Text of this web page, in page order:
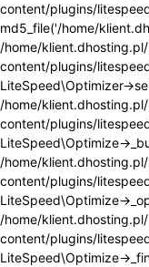
content/plugins/
md5_file('/home/
/home/
content/plugins/
LiteSpeed\Optimizer-
/home/
content/plugins/
LiteSpeed\Optimize-
/home/
content/plugins/
LiteSpeed\Optimize-
/home/
content/plugins/
LiteSpeed\Optimize-